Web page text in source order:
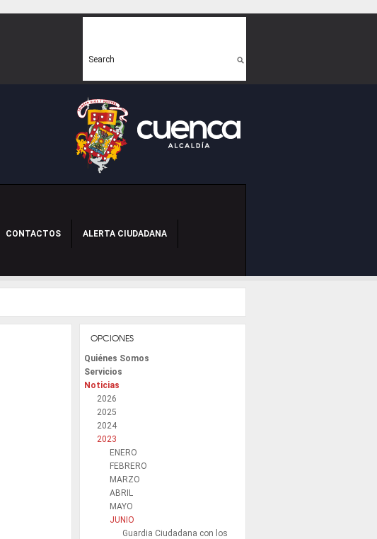
Search
CONTACTOS ALERTA CIUDADANA
OPCIONES
Quiénes Somos
Servicios
Noticias
2026
2025
2024
2023
ENERO
FEBRERO
MARZO
ABRIL
MAYO
JUNIO
Guardia Ciudadana con los